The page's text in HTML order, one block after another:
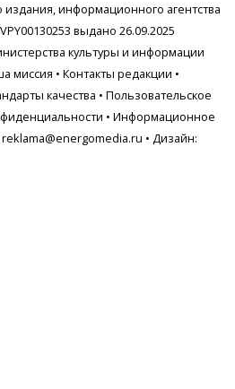
информационного агентства
выдано 26.09.2025
культуры и информации
миссия • Контакты редакции •
качества • Пользовательское
• Информационное
reklama@energomedia.ru • Дизайн: